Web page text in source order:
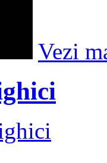
Vezi